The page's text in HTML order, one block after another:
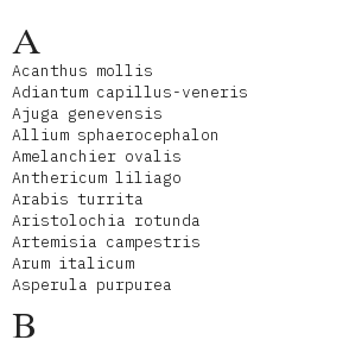
A
Acanthus mollis
Adiantum capillus-veneris
Ajuga genevensis
Allium sphaerocephalon
Amelanchier ovalis
Anthericum liliago
Arabis turrita
Aristolochia rotunda
Artemisia campestris
Arum italicum
Asperula purpurea
B